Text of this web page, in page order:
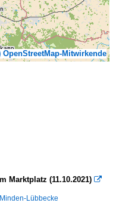
OpenStreetMap-Mitwirkende
Marktplatz (11.10.2021) 
Lübbecke